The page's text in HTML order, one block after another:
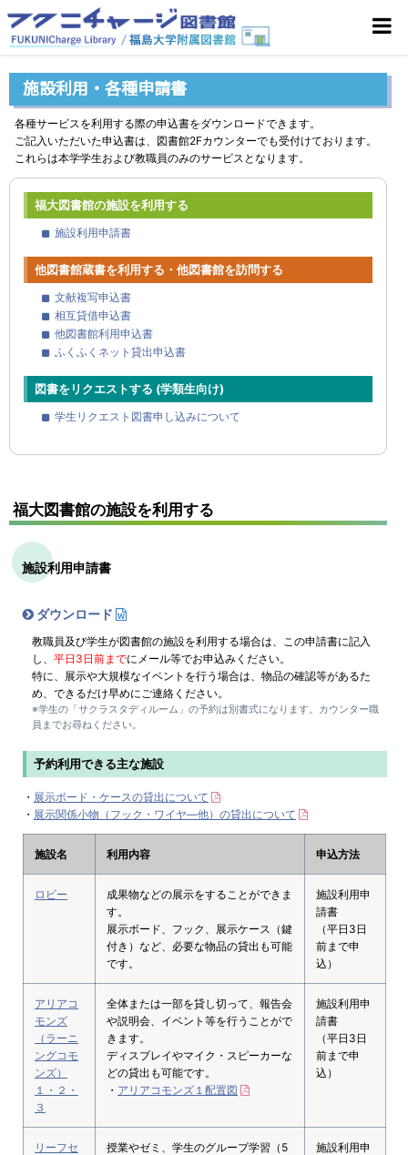
施設利用・各種申請書
各種サービスを利用する際の申込書をダウンロードできます。
ご記入いただいた申込書は、図書館2Fカウンターでも受付けております。
これらは本学学生および教職員のみのサービスとなります。
福大図書館の施設を利用する
施設利用申請書
他図書館蔵書を利用する・他図書館を訪問する
文献複写申込書
相互貸借申込書
他図書館利用申込書
ふくふくネット貸出申込書
図書をリクエストする (学類生向け)
学生リクエスト図書申し込みについて
福大図書館の施設を利用する
施設利用申請書
ダウンロード
教職員及び学生が図書館の施設を利用する場合は、この申請書に記入
し、 平日3日前までにメール等でお申込みください。
特に、展示や大規模なイベントを行う場合は、物品の確認等があるた
め、できるだけ早めにご連絡ください。
※学生の「サクラスタディルーム」の予約は別書式になります。カウンター職
員までお尋ねください。
予約利用できる主な施設
・ 展示ボード・ケースの貸出について
・ 展示関係小物（フック・ワイヤ―他）の貸出について
施設名 利用内容 申込方法
ロビー
成果物などの展示をすることができま
す。
展示ボード、フック、展示ケース（鍵
付き）など、必要な物品の貸出も可能
です。
施設利用申
請書
（平日3日
前まで申
込）
アリアコ
モンズ
（ラーニ
ングコモ
ンズ）
１・２・
３
全体または一部を貸し切って、報告会
や説明会、イベント等を行うことがで
きます。
ディスプレイやマイク・スピーカーな
どの貸出も可能です。
・ アリアコモンズ１配置図
施設利用申
請書
（平日3日
前まで申
込）
リーフセ
授業やゼミ、学生のグループ学習（5
施設利用申